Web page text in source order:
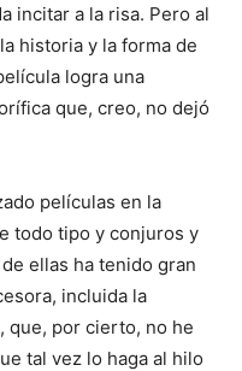
incitar a la risa. Pero al
historia y la forma de
logra una
que, creo, no dejó
películas en la
todo tipo y conjuros y
ellas ha tenido gran
incluida la
, que, por cierto, no he
tal vez lo haga al hilo